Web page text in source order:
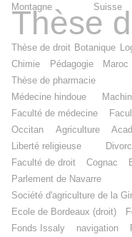
Montagne
Suisse
Thèse
Thèse de droit Botanique
Chimie
Pédagogie Maroc
Thèse de pharmacie
Médecine hindoue
Faculté de médecine
Occitan
Agriculture
Liberté religieuse
Faculté de droit
Cognac
Parlement de Navarre
Société d'agriculture de la
Ecole de Bordeaux (droit)
Fonds Issaly
navigation